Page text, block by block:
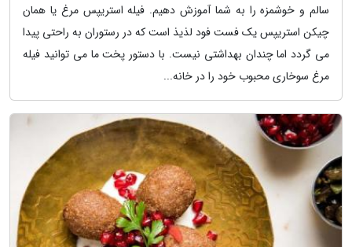
سالم و خوشمزه را به شما آموزش دهیم. فیله استریپس مرغ یا همان
چیکن استریپس یک فست فود لذیذ است که در رستوران به راحتی پیدا
می گردد اما چندان بهداشتی نیست. با دستور پخت ما می توانید فیله
مرغ سوخاری محبوب خود را در خانه...